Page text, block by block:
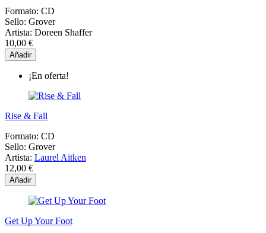
Formato: CD
Sello: Grover
Artista: Doreen Shaffer
10,00 €
Añadir
¡En oferta!
Rise & Fall
Formato: CD
Sello: Grover
Artista: Laurel Aitken
12,00 €
Añadir
Get Up Your Foot